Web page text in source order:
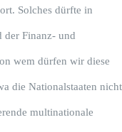
Solches dürfte in
der Finanz- und
wem dürfen wir diese
die Nationalstaaten nicht
multinationale